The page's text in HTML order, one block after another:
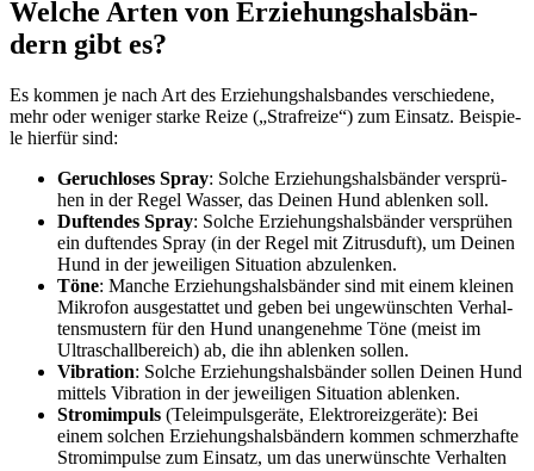
Wel­che Arten von Erzie­hungs­hals­bän­
dern gibt es?
Es kom­men je nach Art des Erzie­hungs­hals­ban­des ver­schie­de­ne,
mehr oder weni­ger star­ke Rei­ze („Straf­rei­ze“) zum Ein­satz. Bei­spie­
le hier­für sind:
Geruch­lo­ses Spray: Sol­che Erzie­hungs­hals­bän­der ver­sprü­
hen in der Regel Was­ser, das Dei­nen Hund ablen­ken soll.
Duf­ten­des Spray: Sol­che Erzie­hungs­hals­bän­der ver­sprü­hen
ein duf­ten­des Spray (in der Regel mit Zitrus­duft), um Dei­nen
Hund in der jewei­li­gen Situa­ti­on abzu­len­ken.
Töne: Man­che Erzie­hungs­hals­bän­der sind mit einem klei­nen
Mikro­fon aus­ge­stat­tet und geben bei unge­wünsch­ten Ver­hal­
tens­mus­tern für den Hund unan­ge­neh­me Töne (meist im
Ultra­schall­be­reich) ab, die ihn ablen­ken sol­len.
Vibra­ti­on: Sol­che Erzie­hungs­hals­bän­der sol­len Dei­nen Hund
mit­tels Vibra­ti­on in der jewei­li­gen Situa­ti­on ablen­ken.
Strom­im­puls (Teleim­puls­ge­rä­te, Elek­tro­reiz­ge­rä­te): Bei
einem sol­chen Erzie­hungs­hals­bän­dern kom­men schmerz­haf­te
Strom­im­pul­se zum Ein­satz, um das uner­wünsch­te Ver­hal­ten